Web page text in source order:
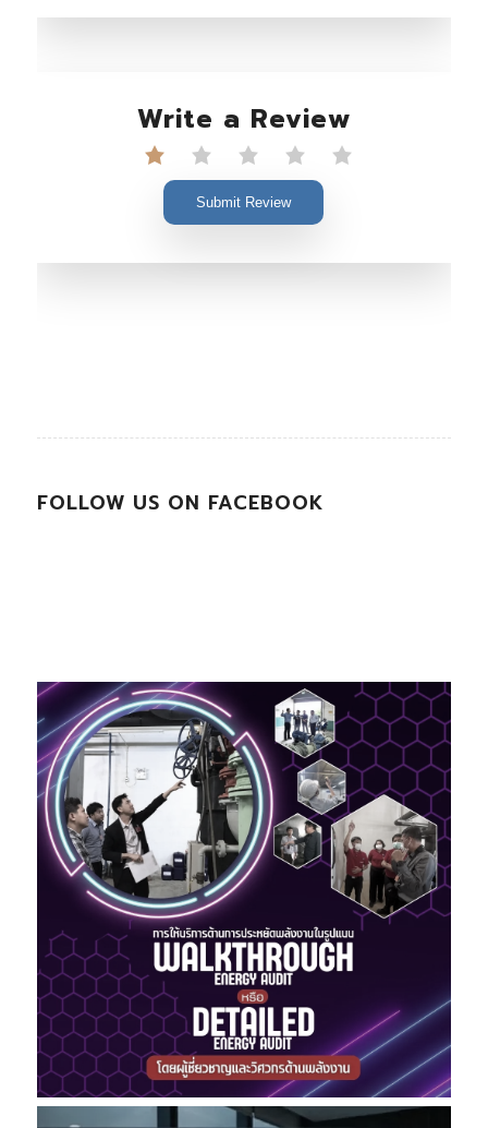
Write a Review
Submit Review
FOLLOW US ON FACEBOOK